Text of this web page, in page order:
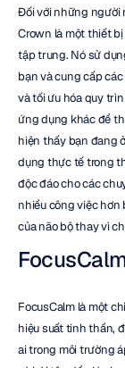
Đối với những người
Crown là một thiết
tập trung. Nó sử
bạn và cung cấp
và tối ưu hóa quy
ứng dụng khác để
hiện thấy bạn đang
dụng thực tế trong
độc đáo cho các
nhiều công việc
của não bộ thay vì
FocusCalm là một
hiệu suất tinh thần,
ai trong môi trường